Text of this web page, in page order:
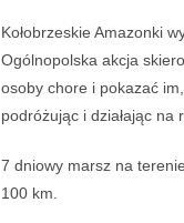
Kołobrzeskie Amazonki
Ogólnopolska akcja
osoby chore i pokazać
podróżując i działając na
7 dniowy marsz na
100 km.